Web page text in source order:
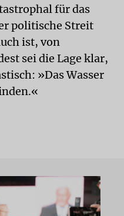
für das
politische Streit
ist, von
sei die Lage klar,
»Das Wasser